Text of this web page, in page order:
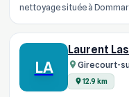
nettoyage située à
LA
Laurent
Girecourt-
12.9 km